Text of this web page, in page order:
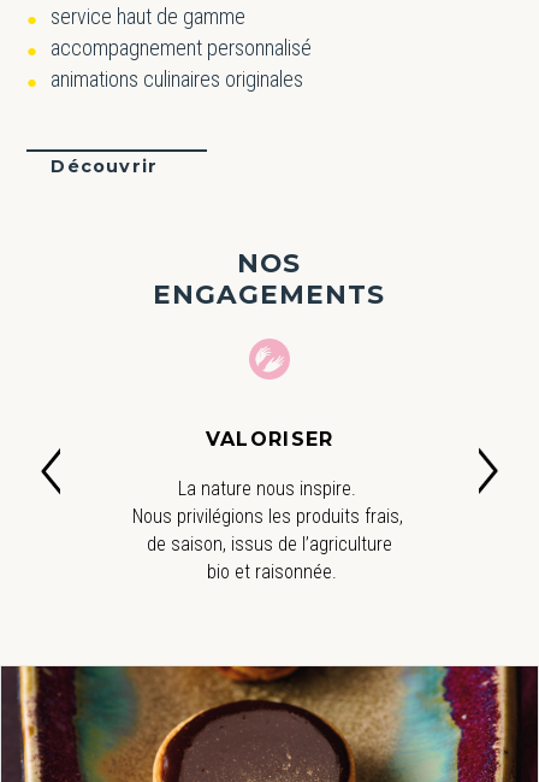
service haut de gamme
accompagnement personnalisé
animations culinaires originales
Découvrir
NOS
ENGAGEMENTS
VALORISER
La nature nous inspire.
Nous privilégions les produits frais,
de saison, issus de l’agriculture
bio et raisonnée.
Image